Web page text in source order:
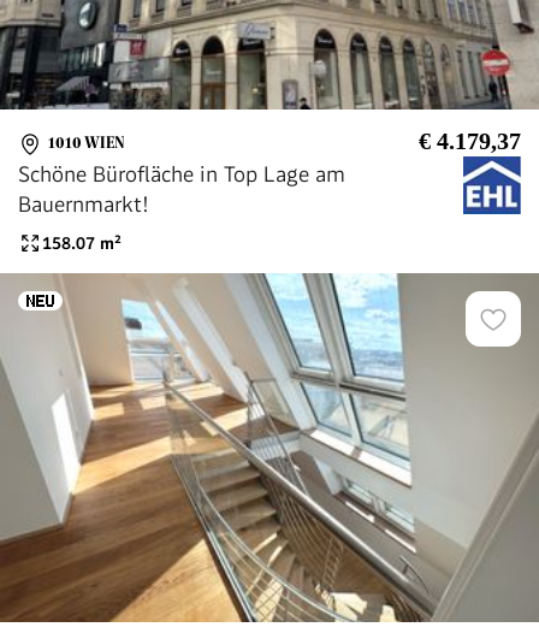
1010 WIEN € 4.179,37
Schöne Bürofläche in Top Lage am
Bauernmarkt!
158.07 m²